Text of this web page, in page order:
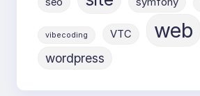
vibecoding VTC web
wordpress